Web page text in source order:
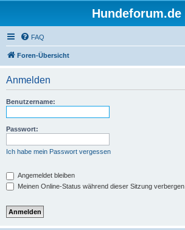
Hundeforum.de
FAQ
Foren-Übersicht
Anmelden
Benutzername:
Passwort:
Ich habe mein Passwort vergessen
Angemeldet bleiben
Meinen Online-Status während dieser Sitzung verbergen